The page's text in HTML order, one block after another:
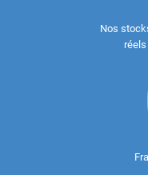
Nos